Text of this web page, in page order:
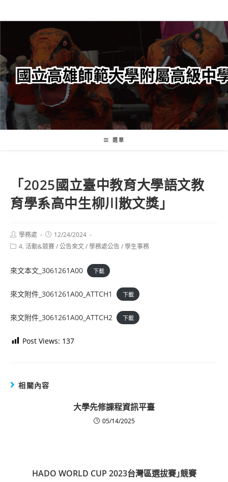
轉
要
內
容
選單
「2025國立臺中教育大學語文教
育學系高中生柳川散文獎」
Post
author:
學務處
Post
published:
12/24/2024
Post4. 活動&競賽/公告來文/學務處公告/學生事務
來文本文_3061261A00 下載
來文附件_3061261A00_ATTCH1 下載
來文附件_3061261A00_ATTCH2 下載
Post Views: 137
相關內容
大學先修課程資訊平臺
05/14/2025
HADO WORLD CUP 2023台灣區選拔賽｣競賽